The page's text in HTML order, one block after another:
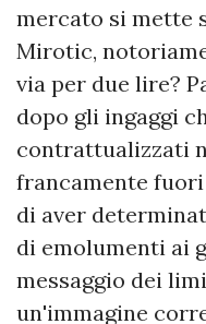
mercato si mette
Mirotic,
via per due lire?
dopo gli ingaggi
contrattualizzati
francamente
di aver
di emolumenti ai
messaggio dei
un'immagine